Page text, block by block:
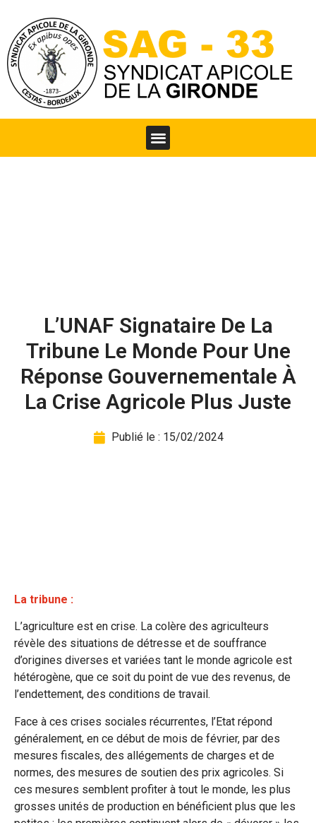
L’UNAF Signataire De La
Tribune Le Monde Pour Une
Réponse Gouvernementale À
La Crise Agricole Plus Juste
Publié le : 15/02/2024
La tribune :
L’agriculture est en crise. La colère des agriculteurs
révèle des situations de détresse et de souffrance
d’origines diverses et variées tant le monde agricole est
hétérogène, que ce soit du point de vue des revenus, de
l’endettement, des conditions de travail.
Face à ces crises sociales récurrentes, l’Etat répond
généralement, en ce début de mois de février, par des
mesures fiscales, des allégements de charges et de
normes, des mesures de soutien des prix agricoles. Si
ces mesures semblent profiter à tout le monde, les plus
grosses unités de production en bénéficient plus que les